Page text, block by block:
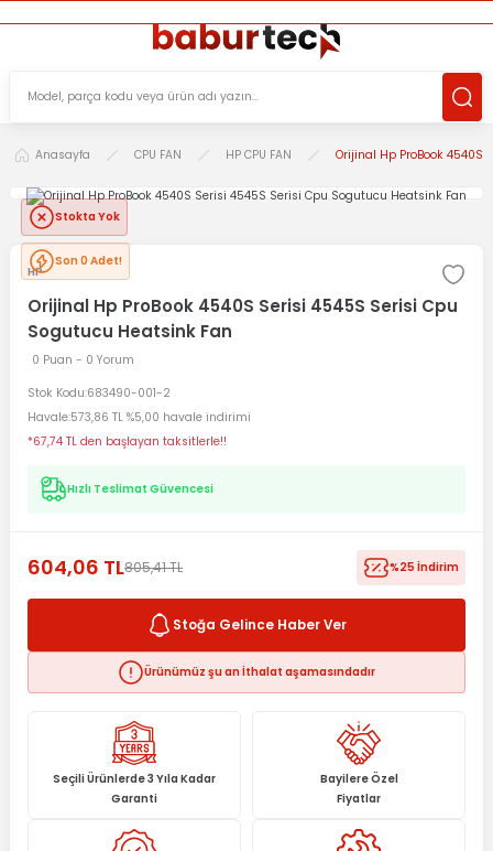
Anasayfa CPU FAN HP CPU FAN Orijinal Hp ProBook 4540S
Stokta Yok
Son 0 Adet!
HP
Orijinal Hp ProBook 4540S Serisi 4545S Serisi Cpu
Sogutucu Heatsink Fan
0 Puan - 0 Yorum
Stok Kodu 683490-001-2
Havale 573,86 TL %5,00 havale indirimi
*67,74 TL den başlayan taksitlerle!!
Hızlı Teslimat Güvencesi
604,06 TL805,41 TL %25 İndirim
Stoğa Gelince Haber Ver
Ürünümüz şu an İthalat aşamasındadır
Seçili Ürünlerde 3 Yıla Kadar
Garanti
Bayilere Özel
Fiyatlar